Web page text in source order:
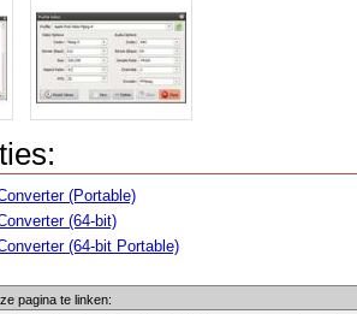
(Portable)
(64-bit)
(64-bit Portable)
pagina te linken: